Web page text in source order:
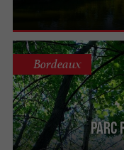
Parc
Bordeaux